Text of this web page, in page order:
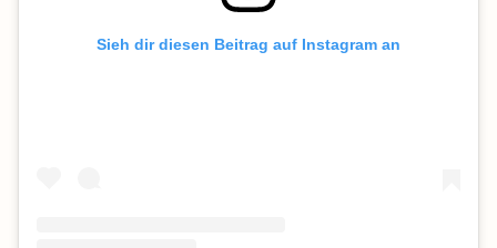
Sieh dir diesen Beitrag auf Instagram an